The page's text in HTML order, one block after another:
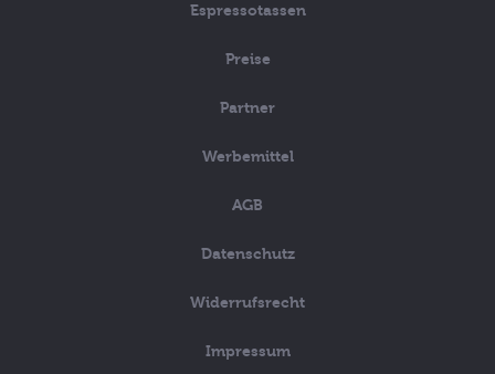
Espressotassen
Preise
Partner
Werbemittel
AGB
Datenschutz
Widerrufsrecht
Impressum